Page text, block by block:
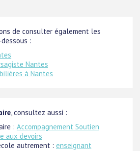
de consulter également les
:
Nantes
à Nantes
, consultez aussi :
: Accompagnement Soutien
aux devoirs
autrement : enseignant